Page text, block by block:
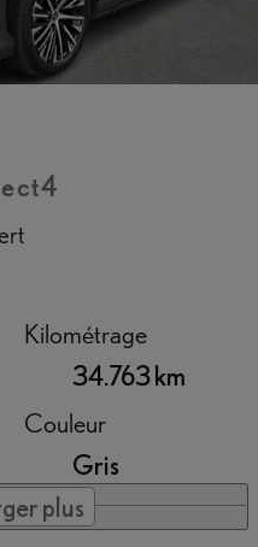
Kilométrage
34.763 km
Couleur
Gris
plus